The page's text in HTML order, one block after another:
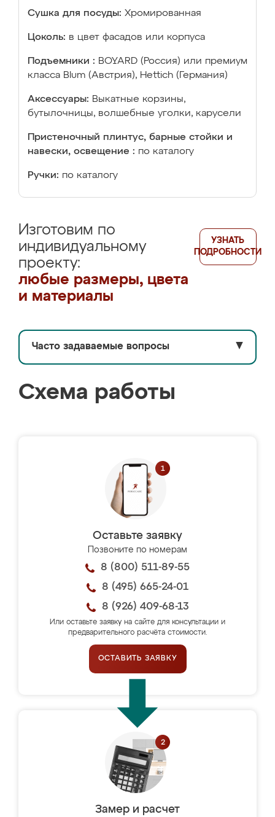
Сушка для посуды: Хромированная
Цоколь: в цвет фасадов или корпуса
Подъемники : BOYARD (Россия) или премиум
класса Blum (Австрия), Hettich (Германия)
Аксессуары: Выкатные корзины,
бутылочницы, волшебные уголки, карусели
Пристеночный плинтус, барные стойки и
навески, освещение : по каталогу
Ручки: по каталогу
Изготовим по
индивидуальному
проекту:
любые размеры, цвета
и материалы
УЗНАТЬ
ПОДРОБНОСТИ
Часто задаваемые вопросы ▼
Схема работы
Оставьте заявку
Позвоните по номерам
8 (800) 511-89-55
8 (495) 665-24-01
8 (926) 409-68-13
Или оставьте заявку на сайте для консультации и
предварительного расчёта стоимости.
ОСТАВИТЬ ЗАЯВКУ
Замер и расчет